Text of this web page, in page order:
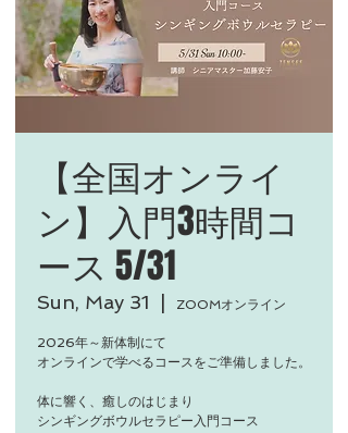
【全国オンライ
ン】入門3時間コ
ース 5/31
Sun, May 31
  |
ZOOMオンライン
2026年～新体制にて
オンラインで学べるコースをご準備しました。
体に響く、癒しのはじまり
シンギングボウルセラピー入門コース